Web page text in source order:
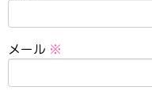
メール ※